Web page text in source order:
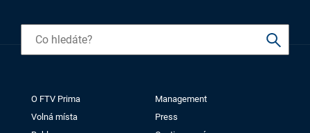
O FTV Prima
Management
Volná místa
Press